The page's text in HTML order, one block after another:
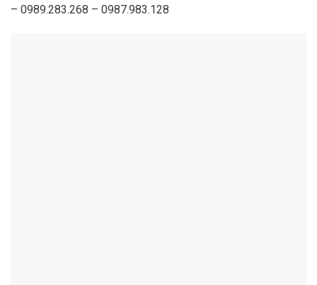
– 0989.283.268 – 0987.983.128